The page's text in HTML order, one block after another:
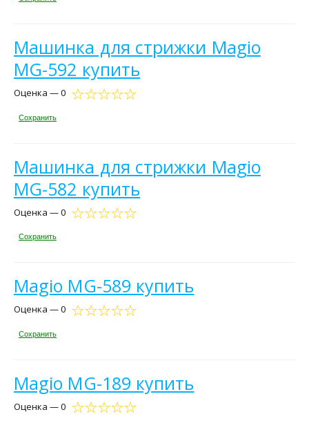
Машинка для стрижки Magio
MG-592 купить
Оценка — 0
Сохранить
Машинка для стрижки Magio
MG-582 купить
Оценка — 0
Сохранить
Magio MG-589 купить
Оценка — 0
Сохранить
Magio MG-189 купить
Оценка — 0